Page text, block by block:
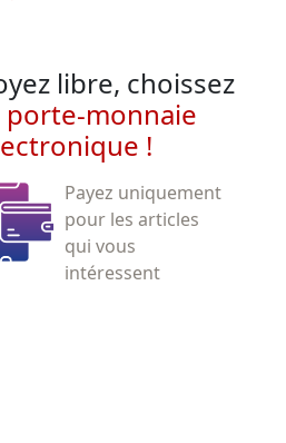
libre, choissez
porte-monnaie
!
Payez uniquement
pour les articles
qui vous
intéressent